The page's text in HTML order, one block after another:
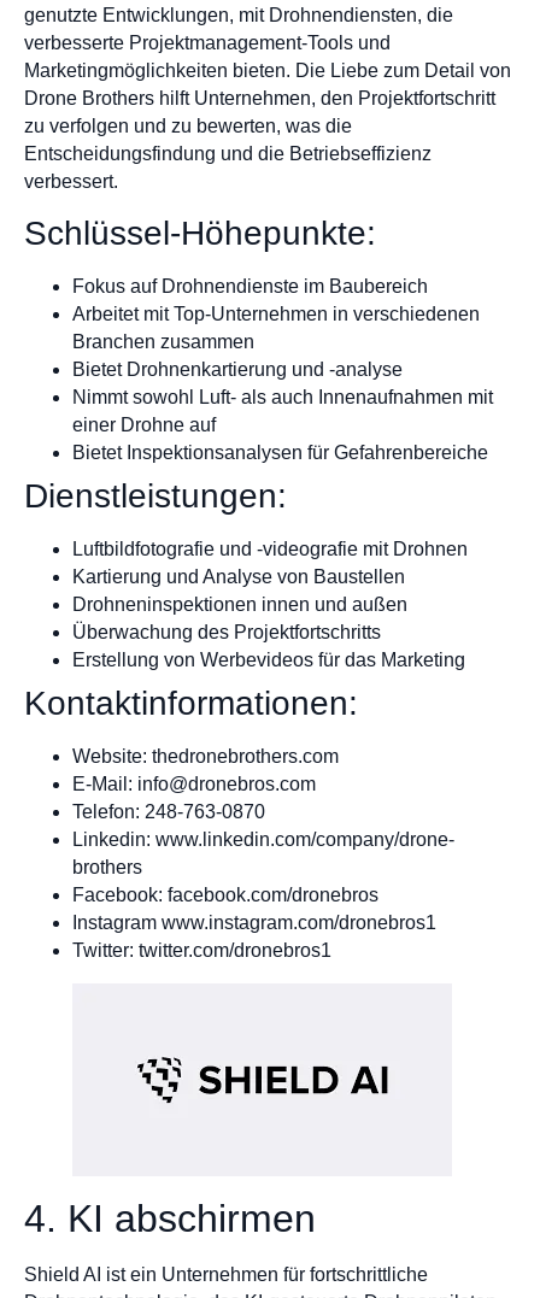
genutzte Entwicklungen, mit Drohnendiensten, die
verbesserte Projektmanagement-Tools und
Marketingmöglichkeiten bieten. Die Liebe zum Detail von
Drone Brothers hilft Unternehmen, den Projektfortschritt
zu verfolgen und zu bewerten, was die
Entscheidungsfindung und die Betriebseffizienz
verbessert.
Schlüssel-Höhepunkte:
Fokus auf Drohnendienste im Baubereich
Arbeitet mit Top-Unternehmen in verschiedenen
Branchen zusammen
Bietet Drohnenkartierung und -analyse
Nimmt sowohl Luft- als auch Innenaufnahmen mit
einer Drohne auf
Bietet Inspektionsanalysen für Gefahrenbereiche
Dienstleistungen:
Luftbildfotografie und -videografie mit Drohnen
Kartierung und Analyse von Baustellen
Drohneninspektionen innen und außen
Überwachung des Projektfortschritts
Erstellung von Werbevideos für das Marketing
Kontaktinformationen:
Website: thedronebrothers.com
E-Mail: info@dronebros.com
Telefon: 248-763-0870
Linkedin: www.linkedin.com/company/drone-
brothers
Facebook: facebook.com/dronebros
Instagram www.instagram.com/dronebros1
Twitter: twitter.com/dronebros1
4. KI abschirmen
Shield AI ist ein Unternehmen für fortschrittliche